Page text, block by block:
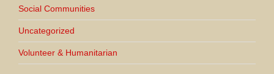
Social Communities
Uncategorized
Volunteer & Humanitarian